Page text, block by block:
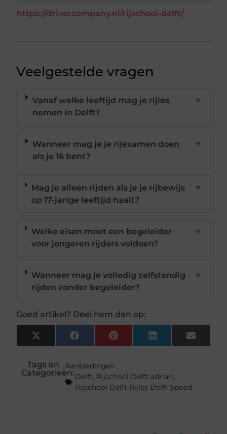
https://drivercompany.nl/rijschool-delft/
Veelgestelde vragen
Vanaf welke leeftijd mag je rijles
nemen in Delft?
▼
Wanneer mag je je rijexamen doen
als je 16 bent?
▼
Mag je alleen rijden als je je rijbewijs
op 17-jarige leeftijd haalt?
▼
Welke eisen moet een begeleider
voor jongeren rijders voldoen?
▼
Wanneer mag je volledig zelfstandig
rijden zonder begeleider?
▼
Goed artikel? Deel hem dan op:
X
(Twitter)
FacebookPinterestLinkedInEmail
Tags en
Categorieën:
Aanbiedingen
Delft, Rijschool Delft adrian,
Rijschool Delft Rijles Delft Spoed